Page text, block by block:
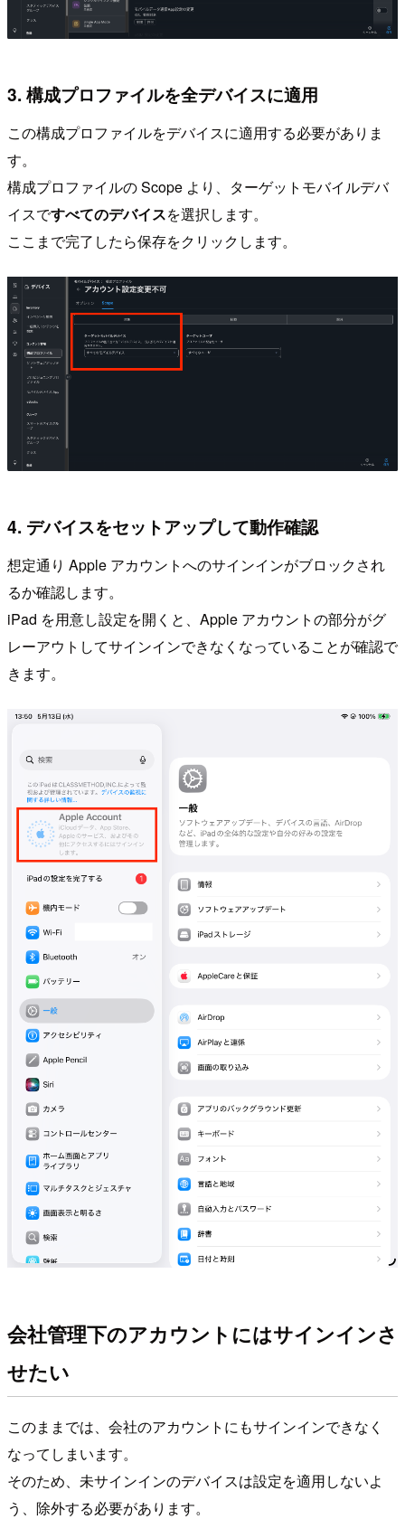
3. 構成プロファイルを全デバイスに適用
この構成プロファイルをデバイスに適用する必要がありま
す。
構成プロファイルの Scope より、ターゲットモバイルデバ
イスですべてのデバイスを選択します。
ここまで完了したら保存をクリックします。
4. デバイスをセットアップして動作確認
想定通り Apple アカウントへのサインインがブロックされ
るか確認します。
iPad を用意し設定を開くと、Apple アカウントの部分がグ
レーアウトしてサインインできなくなっていることが確認で
きます。
会社管理下のアカウントにはサインインさ
せたい
このままでは、会社のアカウントにもサインインできなく
なってしまいます。
そのため、未サインインのデバイスは設定を適用しないよ
う、除外する必要があります。